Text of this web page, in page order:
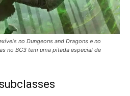
no Dungeons and Dragons e no
no BG3 tem uma pitada especial de